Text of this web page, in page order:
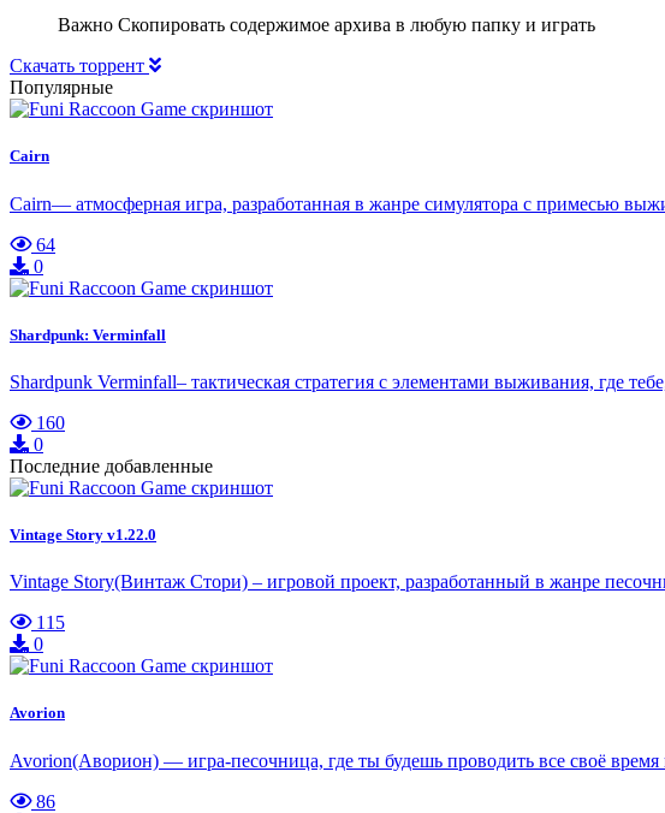
Важно Скопировать содержимое архива в любую папку и играть
Скачать торрент
Популярные
Cairn
Cairn— атмосферная игра, разработанная в жанре симулятора с примесью
64
0
Shardpunk: Verminfall
Shardpunk Verminfall– тактическая стратегия с элементами выживания, где
160
0
Последние добавленные
Vintage Story v1.22.0
Vintage Story(Винтаж Стори) – игровой проект, разработанный в жанре
115
0
Avorion
Avorion(Аворион) — игра-песочница, где ты будешь проводить все своё
86